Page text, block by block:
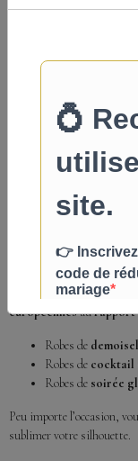
internet:
ses collections
Adela Designs:
Betancy
: notre
large choix de
occasions
Au-delà du mariage,
européennesaurapport
Robes de
Robes de cocktail
Robes de soirée
Peu importe l’occasion,
sublimer votre silhouette.